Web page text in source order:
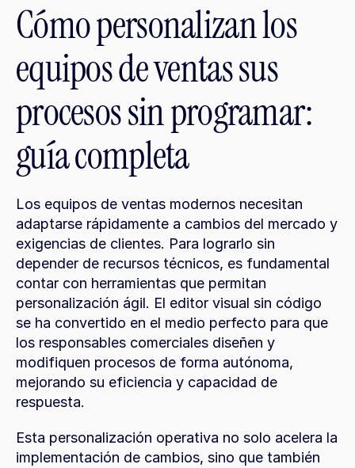
Cómo personalizan los
equipos de ventas sus
procesos sin programar:
guía completa
Los equipos de ventas modernos necesitan
adaptarse rápidamente a cambios del mercado y
exigencias de clientes. Para lograrlo sin
depender de recursos técnicos, es fundamental
contar con herramientas que permitan
personalización ágil. El editor visual sin código
se ha convertido en el medio perfecto para que
los responsables comerciales diseñen y
modifiquen procesos de forma autónoma,
mejorando su eficiencia y capacidad de
respuesta.
Esta personalización operativa no solo acelera la
implementación de cambios, sino que también